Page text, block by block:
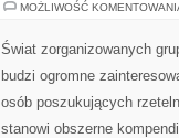
MOŻLIWOŚĆ
Świat zorganizowanych
budzi ogromne
osób poszukujących
stanowi obszerne